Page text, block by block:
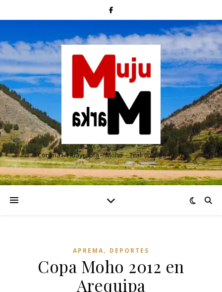
Conima – Huayrapta – Moho – Tilali (Puno – Perú)
APREMA, DEPORTES
Copa Moho 2012 en
Arequipa